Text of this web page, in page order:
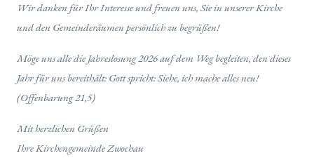
Wir danken für Ihr Interesse und freuen uns, Sie in unserer Kirche
und den Gemeinderäumen persönlich zu begrüßen!
Möge uns alle die Jahreslosung 2026 auf dem Weg begleiten, den dieses
Jahr für uns bereithält: Gott spricht: Siehe, ich mache alles neu!
(Offenbarung 21,5)
Mit herzlichen Grüßen
Ihre Kirchengemeinde Zwochau